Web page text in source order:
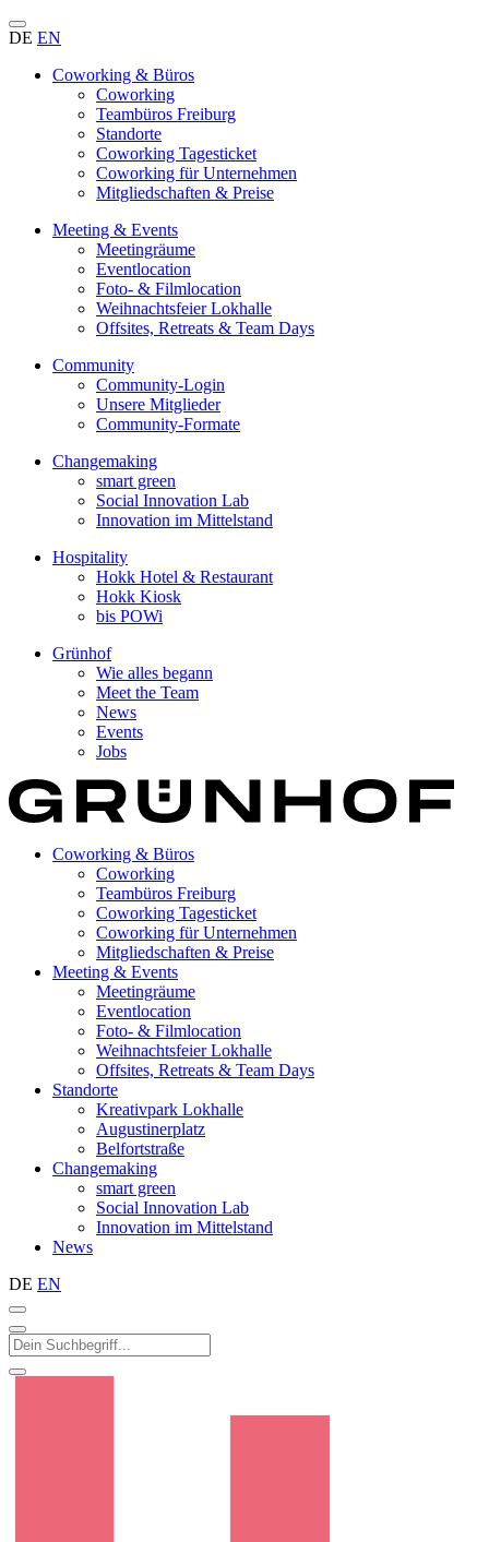
DE EN
Coworking & Büros
Coworking
Teambüros Freiburg
Standorte
Coworking Tagesticket
Coworking für Unternehmen
Mitgliedschaften & Preise
Meeting & Events
Meetingräume
Eventlocation
Foto- & Filmlocation
Weihnachtsfeier Lokhalle
Offsites, Retreats & Team Days
Community
Community-Login
Unsere Mitglieder
Community-Formate
Changemaking
smart green
Social Innovation Lab
Innovation im Mittelstand
Hospitality
Hokk Hotel & Restaurant
Hokk Kiosk
bis POWi
Grünhof
Wie alles begann
Meet the Team
News
Events
Jobs
Coworking & Büros
Coworking
Teambüros Freiburg
Coworking Tagesticket
Coworking für Unternehmen
Mitgliedschaften & Preise
Meeting & Events
Meetingräume
Eventlocation
Foto- & Filmlocation
Weihnachtsfeier Lokhalle
Offsites, Retreats & Team Days
Standorte
Kreativpark Lokhalle
Augustinerplatz
Belfortstraße
Changemaking
smart green
Social Innovation Lab
Innovation im Mittelstand
News
DE EN